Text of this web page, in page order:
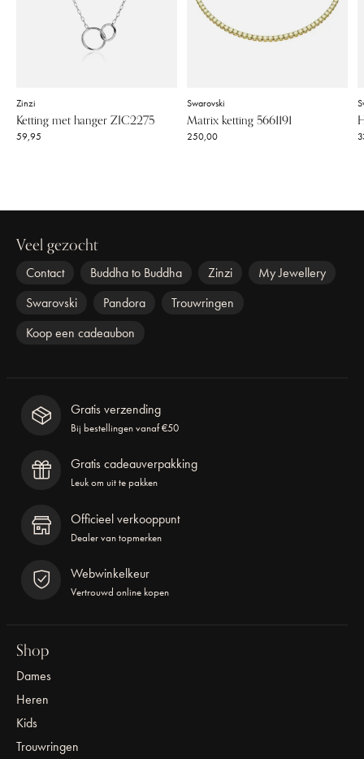
Zinzi
Ketting met hanger ZIC2275
59,95
Swarovski
Matrix ketting 5661191
250,00
Veel gezocht
Contact Buddha to Buddha Zinzi
My Jewellery
Swarovski
Pandora
Trouwringen
Koop een cadeaubon
Gratis verzending
Bij bestellingen vanaf €50
Gratis cadeauverpakking
Leuk om uit te pakken
Officieel verkooppunt
Dealer van topmerken
Webwinkelkeur
Vertrouwd online kopen
Shop
Dames
Heren
Kids
Trouwringen